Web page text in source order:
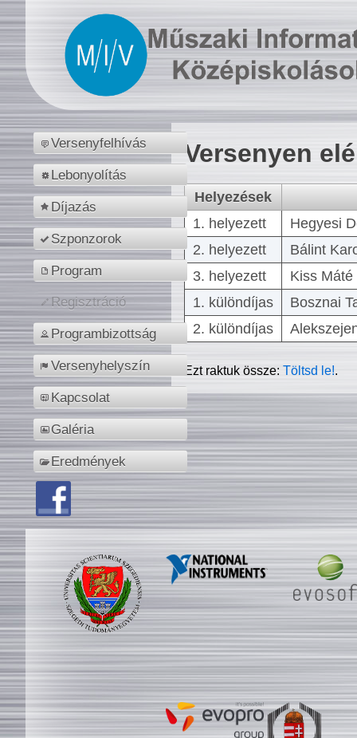
Versenyfelhívás
Lebonyolítás
Díjazás
Szponzorok
Program
Regisztráció
Programbizottság
Versenyhelyszín
Kapcsolat
Galéria
Eredmények
Versenyen
Helyezések
1. helyezett
Hegyesi
2. helyezett
Bálint
3. helyezett
Kiss
1. különdíjas
Bosznai
2. különdíjas
Ezt raktuk össze:Töltsd le!.